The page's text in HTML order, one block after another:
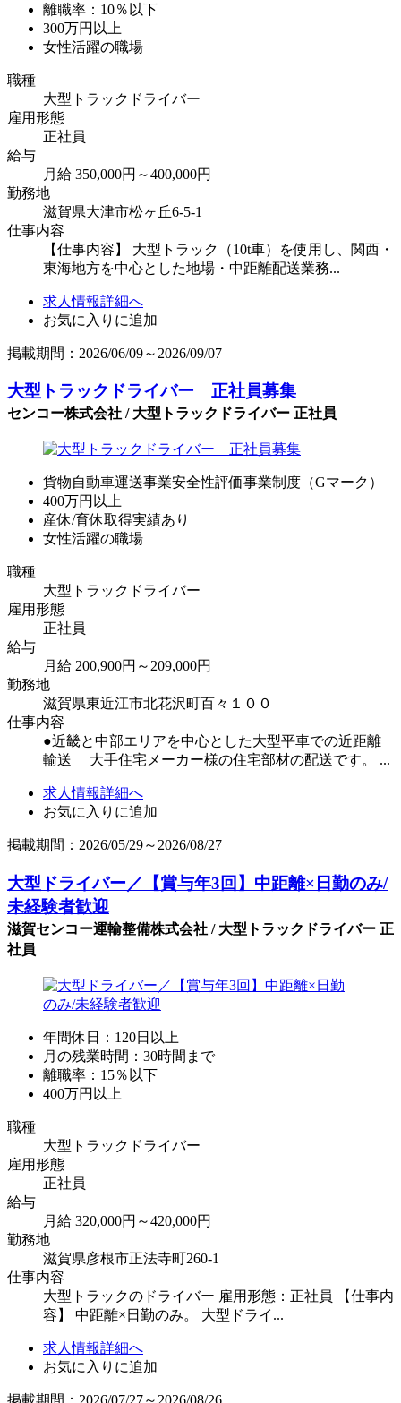
離職率：10％以下
300万円以上
女性活躍の職場
職種
大型トラックドライバー
雇用形態
正社員
給与
月給 350,000円～400,000円
勤務地
滋賀県大津市松ヶ丘6-5-1
仕事内容
【仕事内容】 大型トラック（10t車）を使用し、関西・
東海地方を中心とした地場・中距離配送業務...
求人情報詳細へ
お気に入りに追加
掲載期間：2026/06/09～2026/09/07
大型トラックドライバー 正社員募集
センコー株式会社 / 大型トラックドライバー 正社員
貨物自動車運送事業安全性評価事業制度（Gマーク）
400万円以上
産休/育休取得実績あり
女性活躍の職場
職種
大型トラックドライバー
雇用形態
正社員
給与
月給 200,900円～209,000円
勤務地
滋賀県東近江市北花沢町百々１００
仕事内容
●近畿と中部エリアを中心とした大型平車での近距離
輸送 大手住宅メーカー様の住宅部材の配送です。 ...
求人情報詳細へ
お気に入りに追加
掲載期間：2026/05/29～2026/08/27
大型ドライバー／【賞与年3回】中距離×日勤のみ/
未経験者歓迎
滋賀センコー運輸整備株式会社 / 大型トラックドライバー 正
社員
年間休日：120日以上
月の残業時間：30時間まで
離職率：15％以下
400万円以上
職種
大型トラックドライバー
雇用形態
正社員
給与
月給 320,000円～420,000円
勤務地
滋賀県彦根市正法寺町260-1
仕事内容
大型トラックのドライバー 雇用形態：正社員 【仕事内
容】 中距離×日勤のみ。 大型ドライ...
求人情報詳細へ
お気に入りに追加
掲載期間：2026/07/27～2026/08/26